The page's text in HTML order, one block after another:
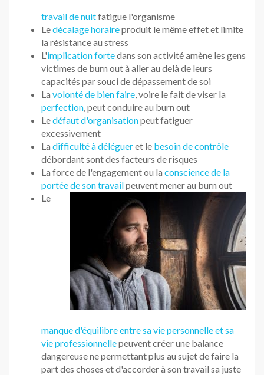
travail de nuitfatigue l'organisme
Ledécalage horaireproduit le même effet et limite
la résistance au stress
L'implication fortedans son activité amène les gens
victimes de burn out à aller au delà de leurs
capacités par souci de dépassement de soi
La volonté de bien faire , voire le fait de viser la
perfection , peut conduire au burn out
Ledéfaut d'organisationpeut fatiguer
excessivement
La difficulté à délégueret le besoin de contrôle
débordant sont des facteurs de risques
La force de l'engagement ou la conscience de la
portée de son travailpeuvent mener au burn out
Le
manque d'équilibre entre sa vie personnelle et sa
vie professionnellepeuvent créer une balance
dangereuse ne permettant plus au sujet de faire la
part des choses et d'accorder à son travail sa juste